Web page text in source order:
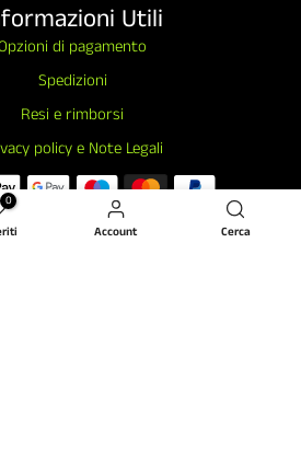
Utili
di pagamento
Spedizioni
Resi e rimborsi
policy e Note Legali
0
Account Cerca